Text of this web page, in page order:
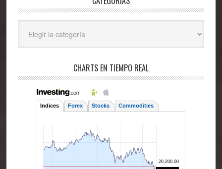
CHARTS EN TIEMPO REAL